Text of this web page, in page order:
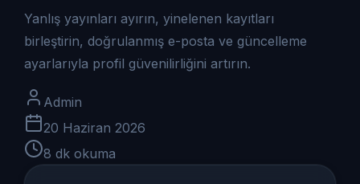
Yanlış yayınları ayırın, yinelenen kayıtları
birleştirin, doğrulanmış e-posta ve güncelleme
ayarlarıyla profil güvenilirliğini artırın.
Admin
20 Haziran 2026
8 dk okuma